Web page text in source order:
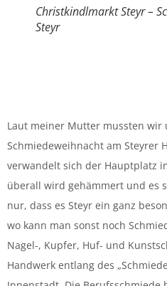
Christkindlmarkt Steyr –
Steyr
Laut meiner Mutter mussten wir
Schmiedeweihnacht am Steyrer
verwandelt sich der Hauptplatz
überall wird gehämmert und es
nur, dass es Steyr ein ganz
wo kann man sonst noch
Nagel-, Kupfer, Huf- und
Handwerk entlang des